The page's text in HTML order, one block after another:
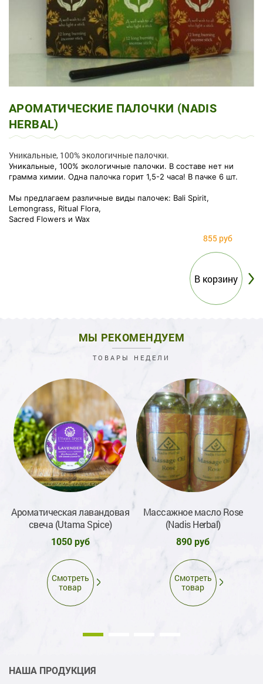
АРОМАТИЧЕСКИЕ ПАЛОЧКИ (NADIS
HERBAL)
Уникальные, 100% экологичные палочки.
Уникальные, 100% экологичные палочки. В составе нет ни
грамма химии. Одна палочка горит 1,5-2 часа! В пачке 6 шт.
Мы предлагаем различные виды палочек: Bali Spirit,
Lemongrass, Ritual Flora,
Sacred Flowers и Wax
855 руб
МЫ РЕКОМЕНДУЕМ
ТОВАРЫ НЕДЕЛИ
Ароматическая лавандовая
свеча (Utama Spice)
1050 руб
Смотреть
товар
Массажное масло Rose
(Nadis Herbal)
890 руб
Смотреть
товар
НАША ПРОДУКЦИЯ